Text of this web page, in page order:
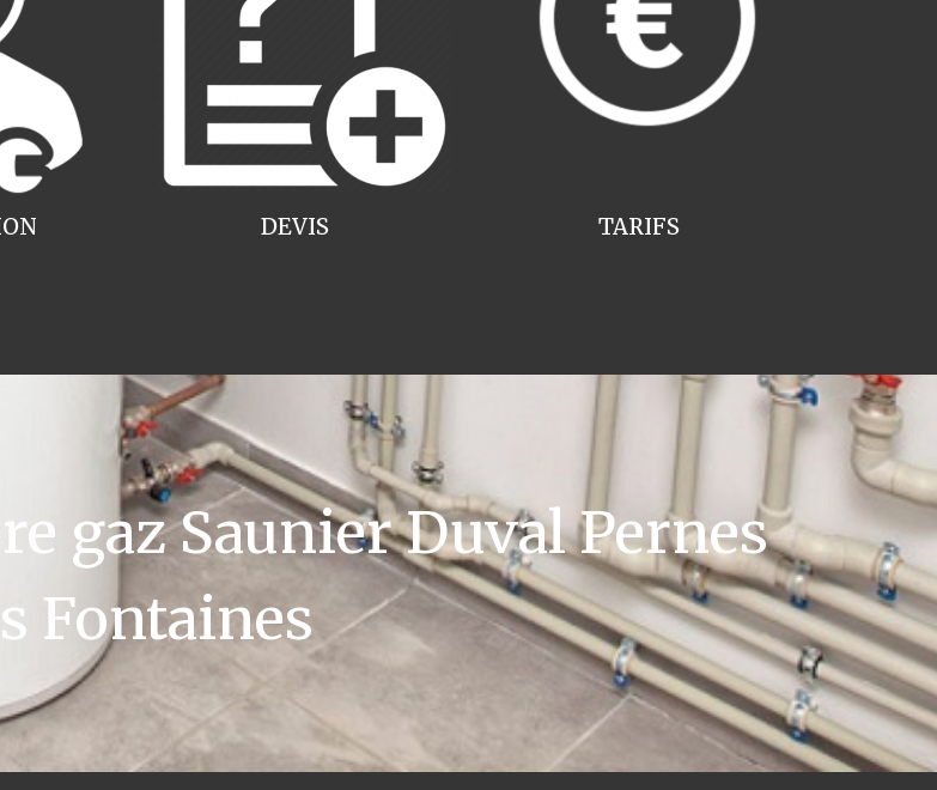
TARIFS
DEVIS
gaz Saunier Duval Pernes
Fontaines